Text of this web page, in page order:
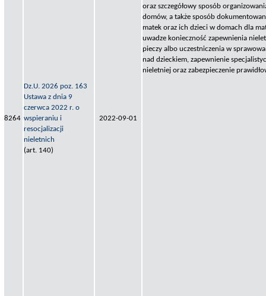
8264
Dz.U. 2026 poz. 163
Ustawa z dnia 9
czerwca 2022 r. o
wspieraniu i
resocjalizacji
nieletnich
(art. 140)
2022-09-01
oraz szczegółowy sposób
domów, a także sposób
matek oraz ich dzieci w domach dla
uwadze konieczność zapewnienia
pieczy albo uczestniczenia w
nad dzieckiem, zapewnienie
nieletniej oraz zabezpieczenie